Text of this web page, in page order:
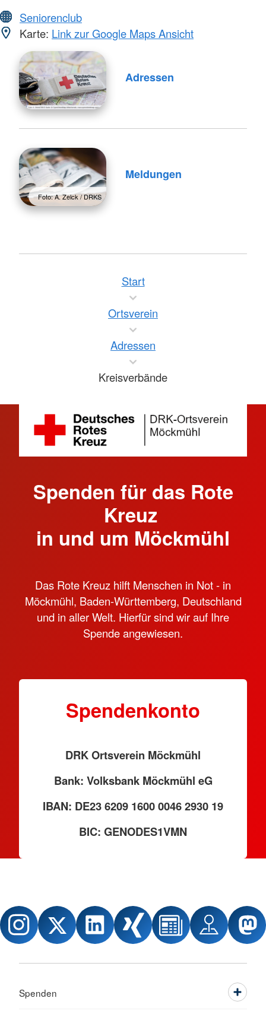
Seniorenclub
Karte: Link zur Google Maps Ansicht
Adressen
Foto: A. Zelck / DRKS
Meldungen
Start
Ortsverein
Adressen
Kreisverbände
Spenden für das Rote
Kreuz
in und um Möckmühl
Das Rote Kreuz hilft Menschen in Not - in
Möckmühl, Baden-Württemberg, Deutschland
und in aller Welt. Hierfür sind wir auf Ihre
Spende angewiesen.
Spendenkonto
DRK Ortsverein Möckmühl
Bank: Volksbank Möckmühl eG
IBAN: DE23 6209 1600 0046 2930 19
BIC: GENODES1VMN
Spenden